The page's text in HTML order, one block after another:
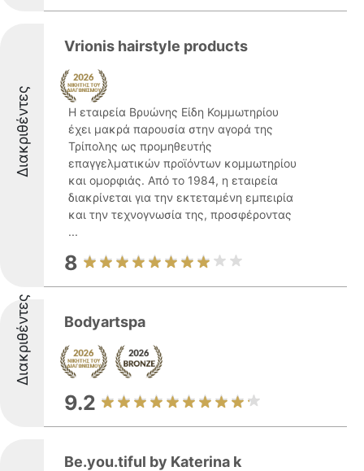
Διακριθέντες
Vrionis hairstyle products
Η εταιρεία Βρυώνης Είδη Κομμωτηρίου
έχει μακρά παρουσία στην αγορά της
Τρίπολης ως προμηθευτής
επαγγελματικών προϊόντων κομμωτηρίου
και ομορφιάς. Από το 1984, η εταιρεία
διακρίνεται για την εκτεταμένη εμπειρία
και την τεχνογνωσία της, προσφέροντας
...
8
Διακριθέντες Bodyartspa
9.2
Be.you.tiful by Katerina k